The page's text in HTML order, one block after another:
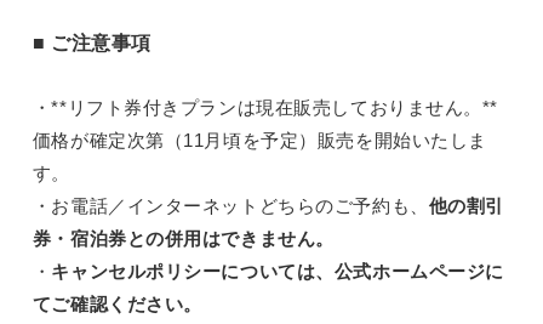
■ ご注意事項
・**リフト券付きプランは現在販売しておりません。**
価格が確定次第（11月頃を予定）販売を開始いたしま
す。
・お電話／インターネットどちらのご予約も、 他の割引
券・宿泊券との併用はできません。
・ キャンセルポリシーについては、公式ホームページに
てご確認ください。